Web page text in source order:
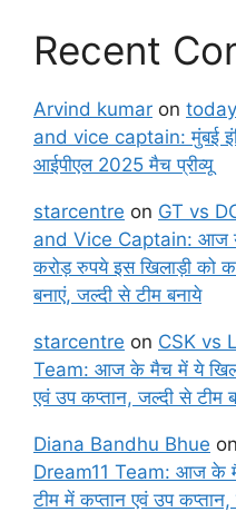
Recent
Arvind kumar on
and vice captain: मुंबई
आईपीएल 2025 मैच प्रीव्यू
starcentre on GT vs
and Vice Captain: आज
करोड़ रुपये इस खिलाड़ी को
बनाएं, जल्दी से टीम बनाये
starcentre on CSK vs
Team: आज के मैच में ये
एवं उप कप्तान, जल्दी से टीम
Diana Bandhu Bhue on
Dream11 Team: आज के
टीम में कप्तान एवं उप